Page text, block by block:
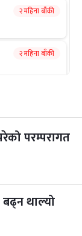
२ महिना बाँकी
२ महिना बाँकी
२ महिना बाँकी
परम्परागत
थाल्यो